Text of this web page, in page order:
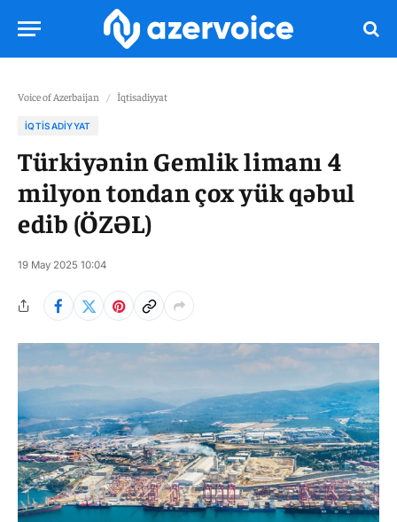
Voice of Azerbaijan / İqtisadiyyat
İQTISADIYYAT
Türkiyənin Gemlik limanı 4
milyon tondan çox yük qəbul
edib (ÖZƏL)
19 May 2025 10:04